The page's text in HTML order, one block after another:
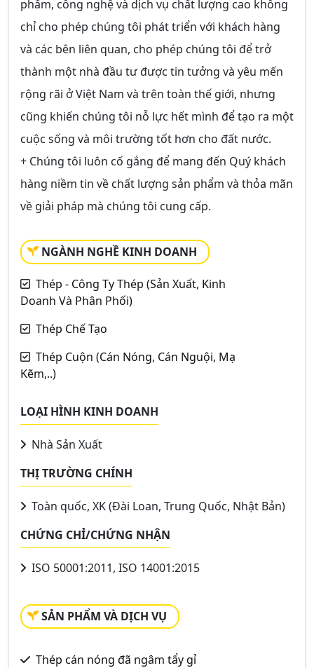
phẩm, công nghệ và dịch vụ chất lượng cao không
chỉ cho phép chúng tôi phát triển với khách hàng
và các bên liên quan, cho phép chúng tôi để trở
thành một nhà đầu tư được tin tưởng và yêu mến
rộng rãi ở Việt Nam và trên toàn thế giới, nhưng
cũng khiến chúng tôi nỗ lực hết mình để tạo ra một
cuộc sống và môi trường tốt hơn cho đất nước.
+ Chúng tôi luôn cố gắng để mang đến Quý khách
hàng niềm tin về chất lượng sản phẩm và thỏa mãn
về giải pháp mà chúng tôi cung cấp.
NGÀNH NGHỀ KINH DOANH
Thép - Công Ty Thép (Sản Xuất, Kinh
Doanh Và Phân Phối)
Thép Chế Tạo
Thép Cuộn (Cán Nóng, Cán Nguội, Mạ
Kẽm,..)
LOẠI HÌNH KINH DOANH
Nhà Sản Xuất
THỊ TRƯỜNG CHÍNH
Toàn quốc, XK (Đài Loan, Trung Quốc, Nhật Bản)
CHỨNG CHỈ/CHỨNG NHẬN
ISO 50001:2011, ISO 14001:2015
SẢN PHẨM VÀ DỊCH VỤ
Thép cán nóng đã ngâm tẩy gỉ